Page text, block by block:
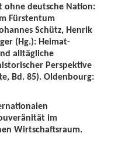
ohne deutsche Nation:
Fürstentum
Schütz, Henrik
(Hg.): Heimat-
alltägliche
Perspektive
Bd. 85). Oldenbourg:
im
Wirtschaftsraum.